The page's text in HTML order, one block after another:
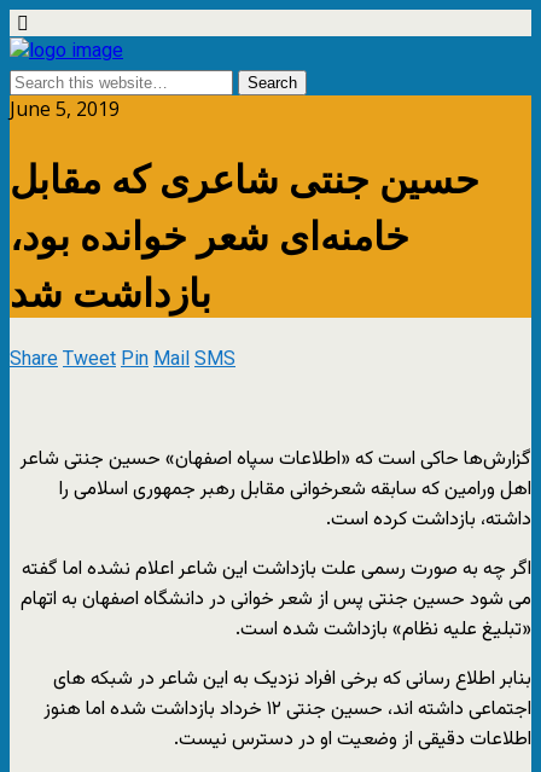
June 5, 2019
حسین جنتی شاعری که مقابل
خامنه‌ای شعر خوانده بود،
بازداشت شد
ShareTweetPinMailSMS
گزارش‌ها حاکی است که «اطلاعات سپاه اصفهان» حسین جنتی شاعر
اهل ورامین که سابقه شعرخوانی مقابل رهبر جمهوری اسلامی را
داشته، بازداشت کرده است.
اگر چه به صورت رسمی علت بازداشت این شاعر اعلام نشده اما گفته
می شود حسین جنتی پس از شعر خوانی در دانشگاه اصفهان به اتهام
«تبلیغ علیه نظام» بازداشت شده است.
بنابر اطلاع رسانی که برخی افراد نزدیک به این شاعر در شبکه های
اجتماعی داشته اند، حسین جنتی ۱۲ خرداد بازداشت شده اما هنوز
اطلاعات دقیقی از وضعیت او در دسترس نیست.